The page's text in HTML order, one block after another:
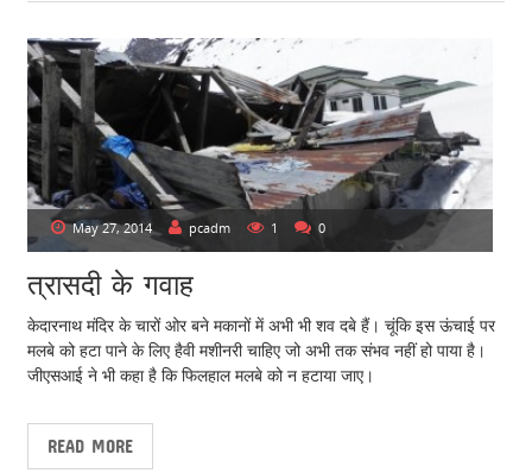
May 27, 2014 pcadm 1 0
त्रासदी के गवाह
केदारनाथ मंदिर के चारों ओर बने मकानों में अभी भी शव दबे हैं। चूंकि इस ऊंचाई पर
मलबे को हटा पाने के लिए हैवी मशीनरी चाहिए जो अभी तक संभव नहीं हो पाया है।
जीएसआई ने भी कहा है कि फिलहाल मलबे को न हटाया जाए।
READ MORE